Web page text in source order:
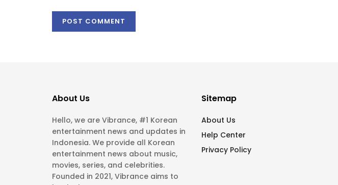
About Us
Hello, we are Vibrance, #1 Korean
entertainment news and updates in
Indonesia. We provide all Korean
entertainment news about music,
movies, series, and celebrities.
Founded in 2021, Vibrance aims to
Sitemap
About Us
Help Center
Privacy Policy